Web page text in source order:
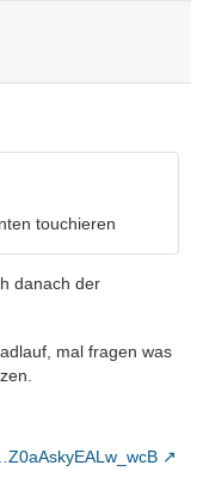
touchieren
danach der
mal fragen was